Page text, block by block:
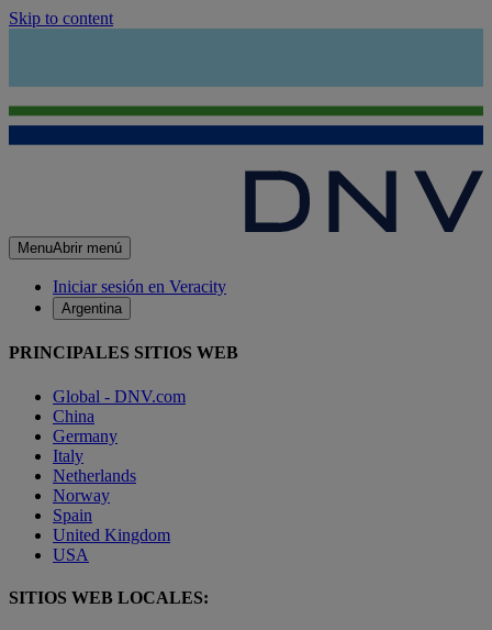
Skip to content
MenuAbrir menú
Iniciar sesión en Veracity
Argentina
PRINCIPALES SITIOS WEB
Global - DNV.com
China
Germany
Italy
Netherlands
Norway
Spain
United Kingdom
USA
SITIOS WEB LOCALES: